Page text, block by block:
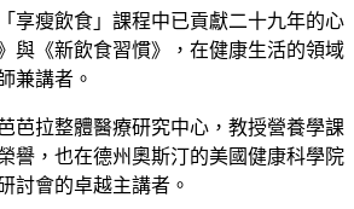
瘦飲食」課程中已貢獻二十九年的心
與《新飲食習慣》，在健康生活的領域
兼講者。
拉整體醫療研究中心，教授營養學課
譽，也在德州奧斯汀的美國健康科學院
討會的卓越主講者。